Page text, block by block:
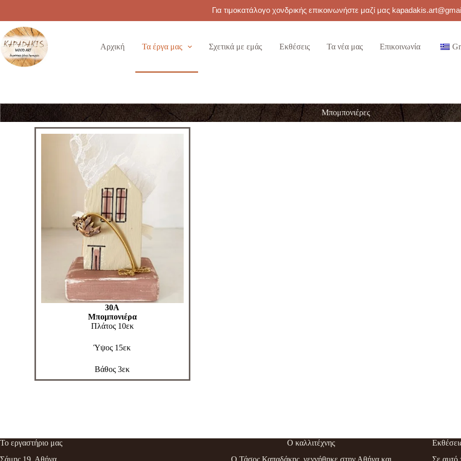
Για τιμοκατάλογο χονδρικής επικοινωνήστε μαζί μας
Αρχική Τα έργα μας Σχετικά με εμάς Εκθέσεις Τα νέα μας Επικοινωνία
Μπομπονιέρες
30Α
Μπομπονιέρα
Πλάτος 10εκ
Ύψος 15εκ
Βάθος 3εκ
Το εργαστήριο μας
Ο καλλιτέχνης